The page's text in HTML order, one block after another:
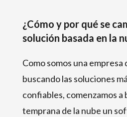
¿Cómo y por qué se
solución basada en la
Como somos una empresa
buscando las soluciones
confiables, comenzamos a
temprana de la nube un